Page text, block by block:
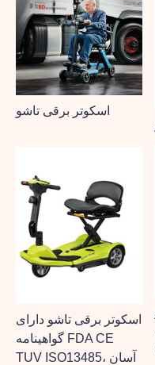
اسکوتر برقی تاشو
اسکوتر برقی تاشو دارای
گواهینامه FDA CE
TUV ISO13485، آسان